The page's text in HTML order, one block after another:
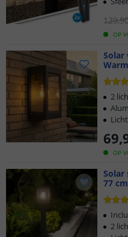
OP
129,90
Solar
OP
69,
2
Solar
77
2
Voor 23:45 uur
2